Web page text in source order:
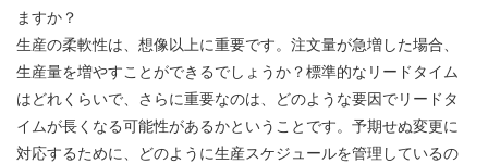
ますか？
生産の柔軟性は、想像以上に重要です。注文量が急増した場合、
生産量を増やすことができるでしょうか？標準的なリードタイム
はどれくらいで、さらに重要なのは、どのような要因でリードタ
イムが長くなる可能性があるかということです。予期せぬ変更に
対応するために、どのように生産スケジュールを管理しているの